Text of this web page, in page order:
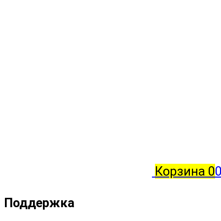
Корзина 0
Поддержка